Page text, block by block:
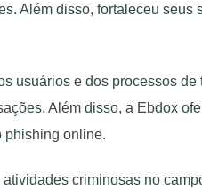
Além disso, fortaleceu seus
usuários e dos processos de
Além disso, a Ebdox
phishing online.
criminosas no